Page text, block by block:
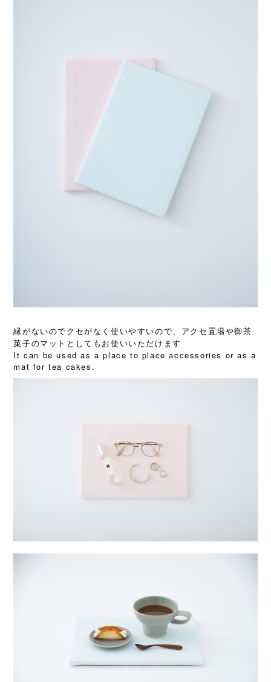
縁がないのでクセがなく使いやすいので、アクセ置場や御茶
菓子のマットとしてもお使いいただけます
It can be used as a place to place accessories or as a
mat for tea cakes.